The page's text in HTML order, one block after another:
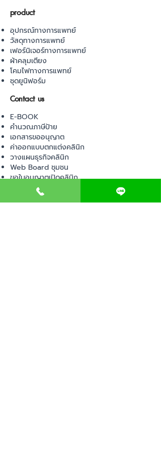
product
อุปกรณ์ทางการแพทย์
วัสดุทางการแพทย์
เฟอร์นิเจอร์ทางการแพทย์
ผ้าคลุมเตียง
โคมไฟทางการแพทย์
ชุดยูนิฟอร์ม
Contact us
E-BOOK
คำนวณภาษีป้าย
เอกสารขออนุญาต
ค่าออกแบบตกแต่งคลินิก
วางแผนธุรกิจคลินิก
Web Board ชุมชน
ขอใบอนุญาตเปิดคลินิก
ภาษีธุรกิจคลินิก
ตรวจสอบรายชื่อแพทย์